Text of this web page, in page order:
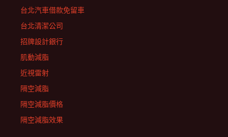
台北汽車借款免留車
台北清潔公司
招牌設計銀行
肌動減脂
近視雷射
隔空減脂
隔空減脂價格
隔空減脂效果